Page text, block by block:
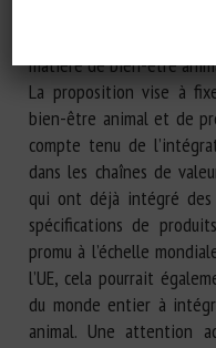
normes de bien-être
signifie qu’il ne
matière de bien-être
La proposition vise à
bien-être animal et de
compte tenu de
dans les chaînes de
qui ont déjà intégré
spécifications de
promu à l’échelle
l’UE, cela pourrait
du monde entier à
animal. Une attention